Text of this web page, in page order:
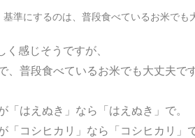
基準にするのは、普段食べているお米でも
感じそうですが、
、普段食べているお米でも大丈夫で
「はえぬき」なら「はえぬき」で。
「コシヒカリ」なら「コシヒカリ」で